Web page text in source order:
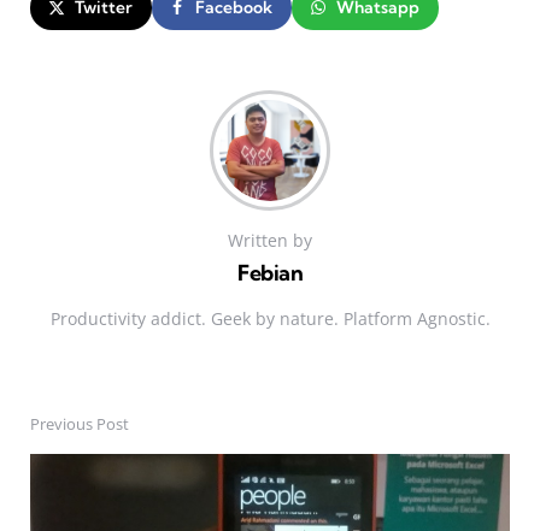
Twitter Facebook Whatsapp
Written by
Febian
Productivity addict. Geek by nature. Platform Agnostic.
Post
navigation
Previous Post